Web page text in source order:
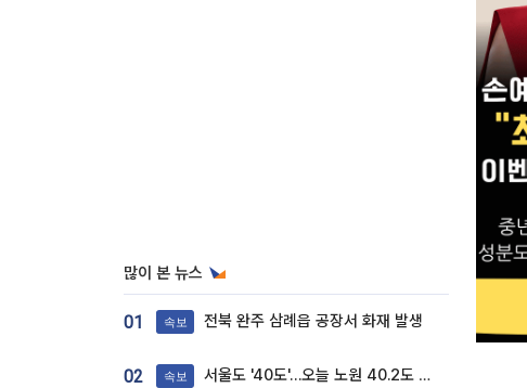
많이 본 뉴스
01 속보 전북 완주 삼례읍 공장서 화재 발생
02 속보 서울도 '40도'…오늘 노원 40.2도 기록